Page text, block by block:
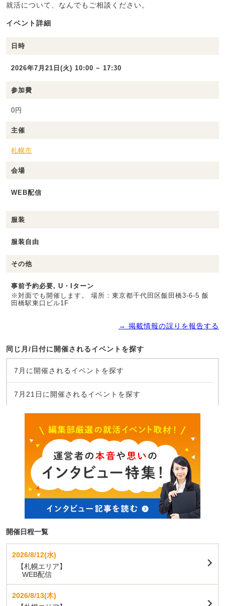
就活について、なんでもご相談ください。
イベント詳細
日時
2026年7月21日(火) 10:00 ~ 17:30
参加費
0円
主催
札幌市
会場
WEB配信
服装
服装自由
その他
事前予約必要, U・Iターン
※対面でも開催します。 場所：東京都千代田区飯田橋3-6-5 飯
田橋駅東口ビル1F
→ 掲載情報の誤りを報告する
同じ月/日付に開催されるイベントを探す
7月に開催されるイベントを探す
7月21日に開催されるイベントを探す
開催日程一覧
2026/8/12(水)
【札幌エリア】
WEB配信
2026/8/13(木)